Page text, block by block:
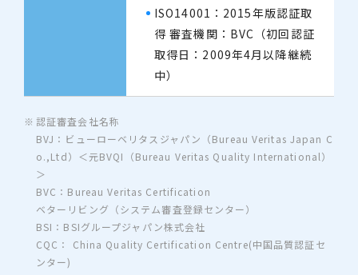
ISO14001：2015年版認証取
得 審査機関：BVC（初回認証
取得日：2009年4月以降継続
中）
認証審査会社名称
BVJ：ビューローベリタスジャパン（Bureau Veritas Japan C
o.,Ltd）＜元BVQI（Bureau Veritas Quality International）
＞
BVC：Bureau Veritas Certification
ベターリビング（システム審査登録センター）
BSI：BSIグループジャパン株式会社
CQC： China Quality Certification Centre(中国品質認証セ
ンター)